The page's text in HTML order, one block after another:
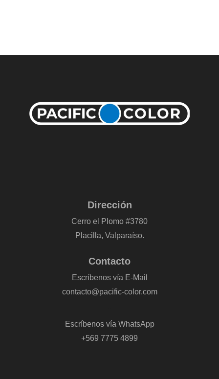
Dirección
Cerro el Plomo #3780
Placilla, Valparaíso.
Contacto
Escríbenos vía E-Mail
contacto@pacific-color.com
Escríbenos vía WhatsApp
+569 7775 4899